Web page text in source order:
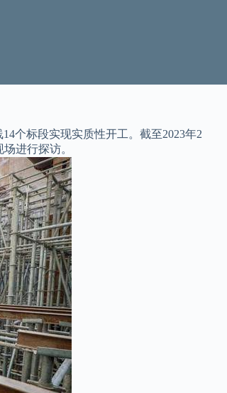
个标段实现实质性开工。截至2023年2
进行探访。